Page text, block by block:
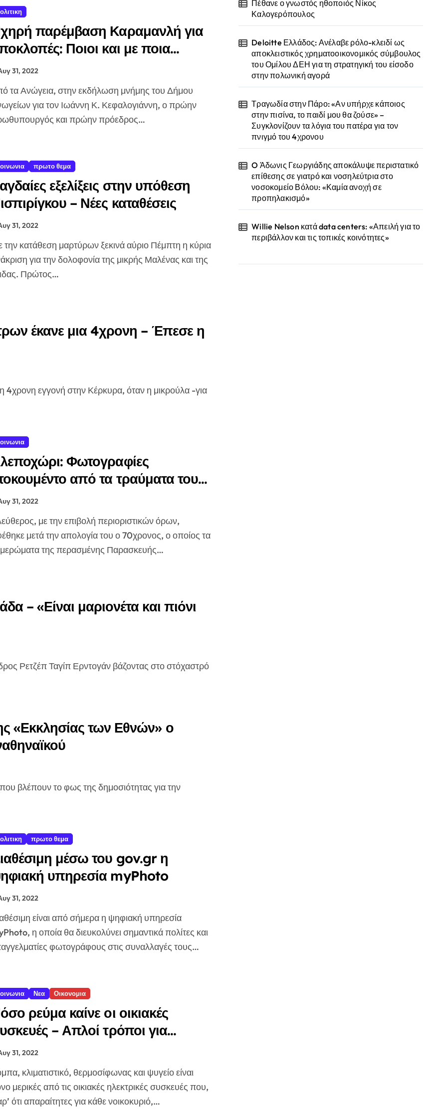
παρέμβαση Καραμανλή για
Ποιοι και με ποια
τις ζήτησαν, ποιοι και
το ενέκριναν
31, 2022
για τον Ιωάννη Κ. Κεφαλογιάννη, ο πρώην
και πρώην πρόεδρος…
πρωτο θεμα
εξελίξεις στην υπόθεση
– Νέες καταθέσεις
31, 2022
για την δολοφονία της μικρής Μαλένας και της
Πρώτος…
έκανε μια 4χρονη – Έπεσε η
Φωτογραφίες
από τα τραύματα του
31, 2022
μετά την απολογία του ο 70χρονος, ο οποίος τα
της περασμένης Παρασκευής…
– «Είναι μαριονέτα και πιόνι
«Εκκλησίας των Εθνών» ο
πρωτο θεμα
μέσω του gov.gr η
υπηρεσία myPhoto
31, 2022
η οποία θα διευκολύνει σημαντικά πολίτες και
φωτογράφους στις συναλλαγές τους…
Νεα Οικονομια
ρεύμα καίνε οι οικιακές
– Απλοί τρόποι για
κατανάλωση ενέργειας
31, 2022
μερικές από τις οικιακές ηλεκτρικές συσκευές που,
ότι απαραίτητες για κάθε νοικοκυριό,…
Πέθανε ο γνωστός ηθοποιός Νίκος
Καλογερόπουλος
Deloitte Ελλάδος: Ανέλαβε ρόλο-κλειδί ως
αποκλειστικός χρηματοοικονομικός σύμβουλος
του Ομίλου ΔΕΗ για τη στρατηγική του είσοδο
στην πολωνική αγορά
Τραγωδία στην Πάρο: «Αν υπήρχε κάποιος
στην πισίνα, το παιδί μου θα ζούσε» –
Συγκλονίζουν τα λόγια του πατέρα για τον
πνιγμό του 4χρονου
O Άδωνις Γεωργιάδης αποκάλυψε περιστατικό
επίθεσης σε γιατρό και νοσηλεύτρια στο
νοσοκομείο Βόλου: «Καμία ανοχή σε
προπηλακισμό»
Willie Nelson κατά data centers: «Απειλή για το
περιβάλλον και τις τοπικές κοινότητες»